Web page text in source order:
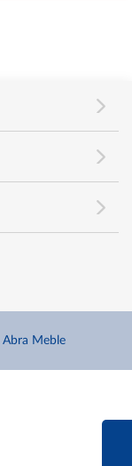
Abra Meble